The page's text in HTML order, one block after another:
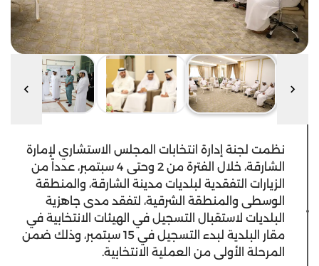
نظمت لجنة إدارة انتخابات المجلس الاستشاري لإمارة
الشارقة، خلال الفترة من 2 وحتى 4 سبتمبر، عدداً من
الزيارات التفقدية لبلديات مدينة الشارقة، والمنطقة
الوسطى والمنطقة الشرقية، لتفقد مدى جاهزية
البلديات لاستقبال التسجيل في الهيئات الانتخابية في
مقار البلدية لبدء التسجيل في 15 سبتمبر، وذلك ضمن
المرحلة الأولى من العملية الانتخابية.